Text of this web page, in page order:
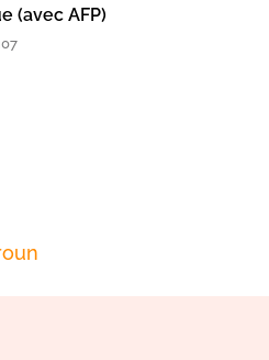
(avec AFP)